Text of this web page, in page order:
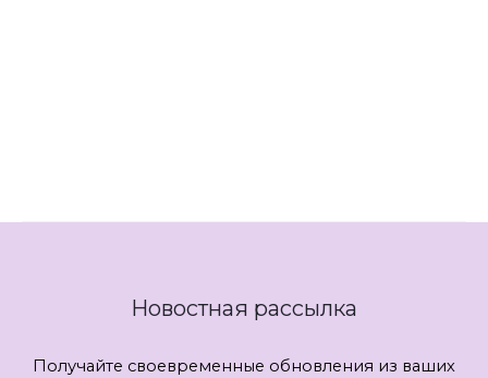
Новостная рассылка
Получайте своевременные обновления из ваших